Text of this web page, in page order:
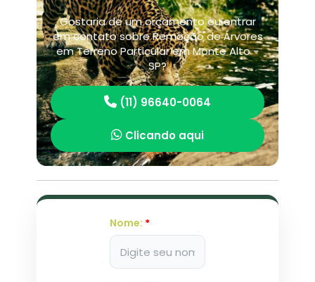
Gostaria de um orçamento ou entrar
em contato sobre Remoção de Árvores
em Terreno Particular em Monte Alto -
SP?
(11) 96640-0064
Clicando aqui
Nome: *